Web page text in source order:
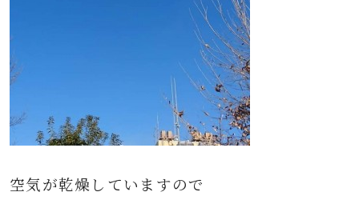
空気が乾燥していますので